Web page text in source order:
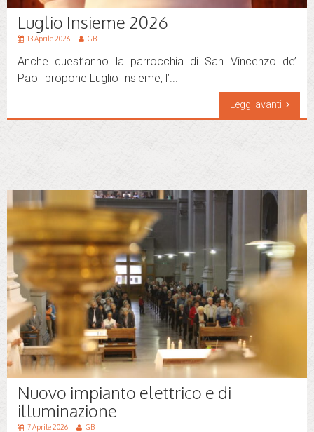
Luglio Insieme 2026
13 Aprile 2026 GB
Anche quest’anno la parrocchia di San Vincenzo de’
Paoli propone Luglio Insieme, l’...
Leggi avanti
Nuovo impianto elettrico e di
illuminazione
7 Aprile 2026 GB